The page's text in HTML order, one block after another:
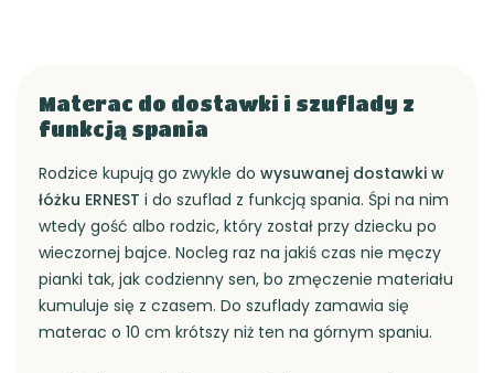
Materac do dostawki i szuflady z
funkcją spania
Rodzice kupują go zwykle dowysuwanej dostawki w
łóżku ERNEST i do szuflad z funkcją spania. Śpi na nim
wtedy gość albo rodzic, który został przy dziecku po
wieczornej bajce. Nocleg raz na jakiś czas nie męczy
pianki tak, jak codzienny sen, bo zmęczenie materiału
kumuluje się z czasem. Do szuflady zamawia się
materac o 10 cm krótszy niż ten na górnym spaniu.